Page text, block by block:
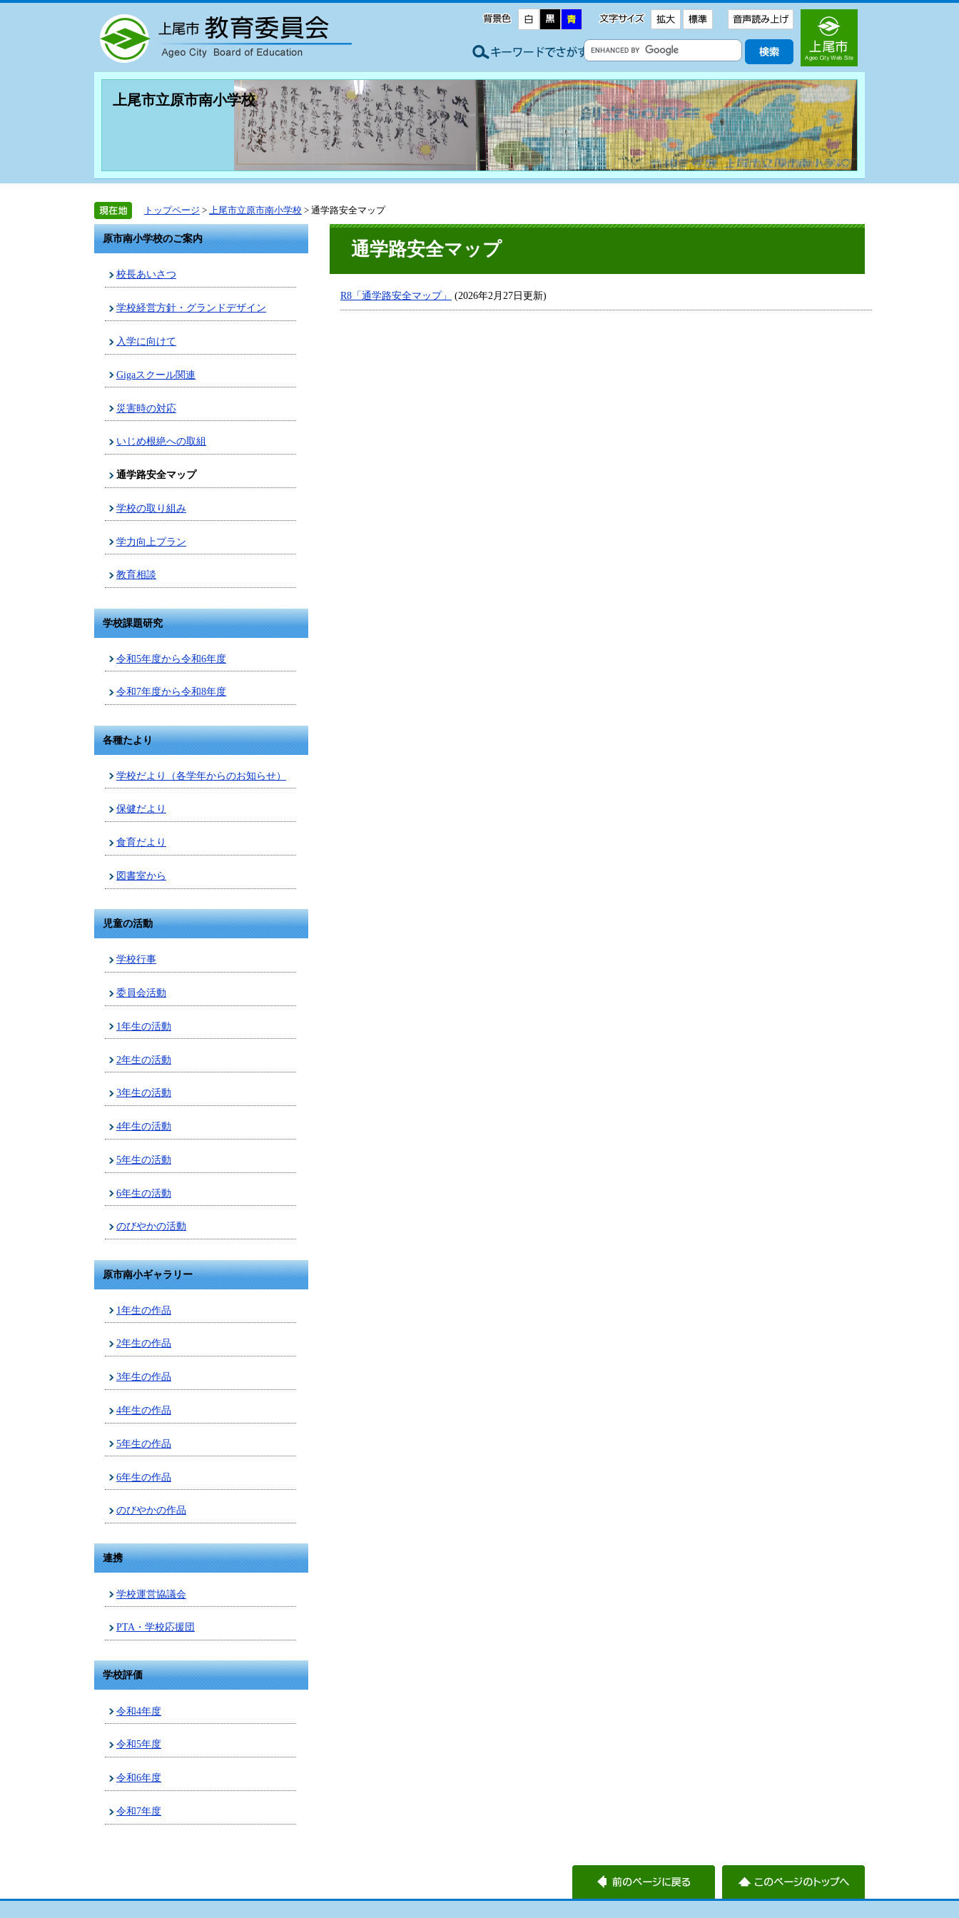
上尾市立原市南小学校
トップページ > 上尾市立原市南小学校 > 通学路安全マップ
原市南小学校のご案内
校長あいさつ
学校経営方針・グランドデザイン
入学に向けて
Gigaスクール関連
災害時の対応
いじめ根絶への取組
通学路安全マップ
学校の取り組み
学力向上プラン
教育相談
学校課題研究
令和5年度から令和6年度
令和7年度から令和8年度
各種たより
学校だより（各学年からのお知らせ）
保健だより
食育だより
図書室から
児童の活動
学校行事
委員会活動
1年生の活動
2年生の活動
3年生の活動
4年生の活動
5年生の活動
6年生の活動
のびやかの活動
原市南小ギャラリー
1年生の作品
2年生の作品
3年生の作品
4年生の作品
5年生の作品
6年生の作品
のびやかの作品
連携
学校運営協議会
PTA・学校応援団
学校評価
令和4年度
令和5年度
令和6年度
令和7年度
通学路安全マップ
R8「通学路安全マップ」 (2026年2月27日更新)